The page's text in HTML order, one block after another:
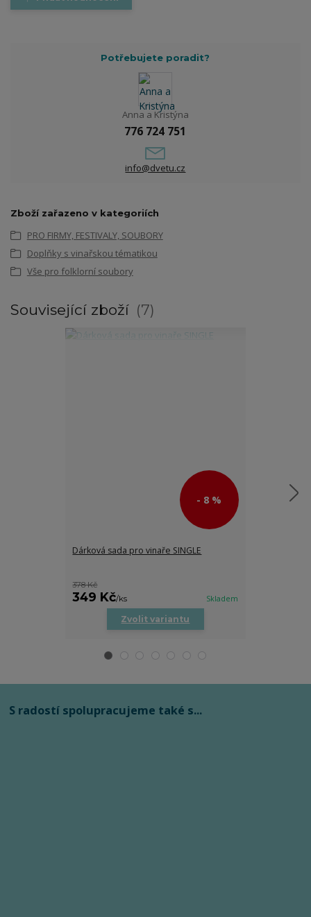
Potřebujete poradit?
Anna a Kristýna
776 724 751
info@dvetu.cz
Zboží zařazeno v kategoriích
PRO FIRMY, FESTIVALY, SOUBORY
Doplňky s vinařskou tématikou
Vše pro folklorní soubory
Související zboží 7
- 8 %
Dárková sada pro vinaře SINGLE
378 Kč
349 Kč/ks Skladem
Zvolit variantu
S radostí spolupracujeme také s...